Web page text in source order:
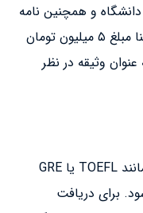
دانشگاه و همچنین نامه
تائید شده توسط وزارت علوم دارید. ضمنا مبلغ ۵ میلیون تومان
وثیقه در نظر
سفرهایی که برای شرکت در امتحاناتی مانند TOEFL یا GRE
برای دریافت